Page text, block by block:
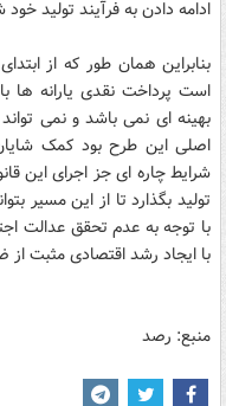
ادامه دادن به فرآیند تولید
بنابراین همان طور که از
است پرداخت نقدی یارانه ها
بهینه ای نمی باشد و نمی
اصلی این طرح بود کمک
شرایط چاره ای جز اجرای این
تولید بگذارد تا از این مسیر
با توجه به عدم تحقق عدالت
با ایجاد رشد اقتصادی مثبت
منبع: رصد